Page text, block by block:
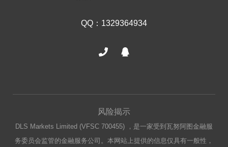
QQ：1329364934
风险揭示
DLS Markets Limited (VFSC 700455) ，是一家受到瓦努阿图金融服
务委员会监管的金融服务公司。本网站上提供的信息仅具有一般性，